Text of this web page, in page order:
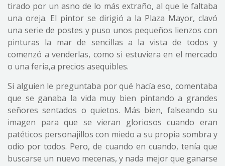
tirado por un asno de lo más extraño, al que le faltaba
una oreja. El pintor se dirigió a la Plaza Mayor, clavó
una serie de postes y puso unos pequeños lienzos con
pinturas la mar de sencillas a la vista de todos y
comenzó a venderlas, como si estuviera en el mercado
o una feria,a precios asequibles.
Si alguien le preguntaba por qué hacía eso, comentaba
que se ganaba la vida muy bien pintando a grandes
señores sentados o quietos. Más bien, falseando su
imagen para que se vieran gloriosos cuando eran
patéticos personajillos con miedo a su propia sombra y
odio por todos. Pero, de cuando en cuando, tenía que
buscarse un nuevo mecenas, y nada mejor que ganarse